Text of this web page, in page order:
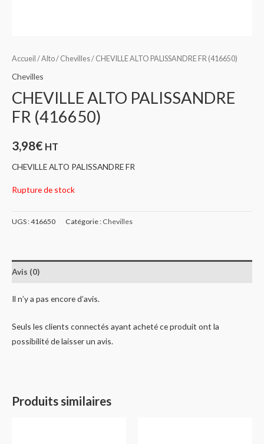
Accueil /Alto/ Chevilles/ CHEVILLE ALTO PALISSANDRE FR (416650)
Chevilles
CHEVILLE ALTO PALISSANDRE
FR (416650)
3,98€ HT
CHEVILLE ALTO PALISSANDRE FR
Rupture de stock
UGS :416650 Catégorie : Chevilles
Avis (0)
Il n’y a pas encore d’avis.
Seuls les clients connectés ayant acheté ce produit ont la
possibilité de laisser un avis.
Produits similaires